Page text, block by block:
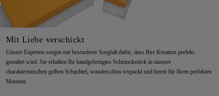
Mit Liebe verschickt
Unsere Experten sorgen mit besonderer Sorgfalt dafür, dass Ihre Kreation perfekt
gestaltet wird. Sie erhalten Ihr handgefertigtes Schmuckstück in unserer
charakteristischen gelben Schachtel, wunderschön verpackt und bereit für Ihren perfekten
Moment.